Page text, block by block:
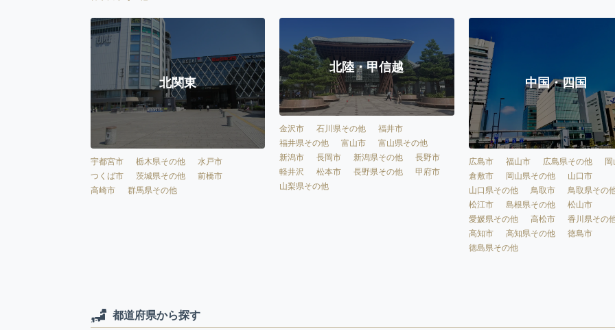
北関東
宇都宮市 栃木県その他
水戸市
つくば市
茨城県その他
前橋市
高崎市
群馬県その他
北陸・甲信越
金沢市 石川県その他
福井市
福井県その他
富山市
富山県その他
新潟市
長岡市 新潟県その他
長野市
軽井沢
松本市 長野県その他
甲府市
山梨県その他
中国・四国
広島市 福山市 広島県その他
岡
倉敷市
岡山県その他
山口市
山口県その他
鳥取市
鳥取県その
松江市
島根県その他
松山市
愛媛県その他
高松市
香川県その
高知市
高知県その他
徳島市
徳島県その他
都道府県から探す